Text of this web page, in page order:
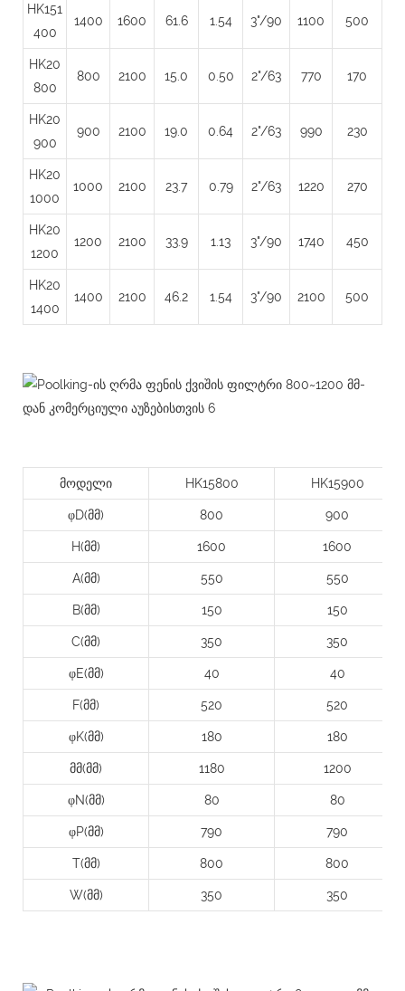
HK151
400
1400 1600 61.6 1.54 3"/90 1100 500
HK20
800
800 2100 15.0 0.50 2"/63 770 170
HK20
900
900 2100 19.0 0.64 2"/63 990 230
HK20
1000
1000 2100 23.7 0.79 2"/63 1220 270
HK20
1200
1200 2100 33.9 1.13 3"/90 1740 450
HK20
1400
1400 2100 46.2 1.54 3"/90 2100 500
მოდელი HK15800 HK15900
φD(მმ) 800 900
H(მმ) 1600 1600
A(მმ) 550 550
B(მმ) 150 150
C(მმ) 350 350
φE(მმ) 40 40
F(მმ) 520 520
φK(მმ) 180 180
მმ(მმ) 1180 1200
φN(მმ) 80 80
φP(მმ) 790 790
T(მმ) 800 800
W(მმ) 350 350